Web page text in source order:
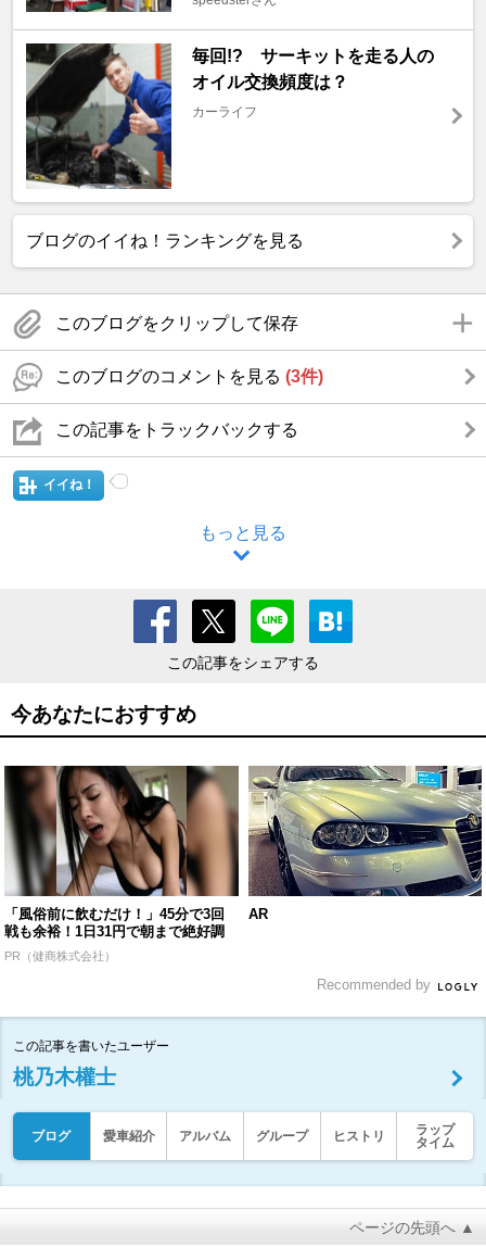
毎回!? サーキットを走る人の
オイル交換頻度は？
カーライフ
ブログのイイね！ランキングを見る
このブログをクリップして保存
このブログのコメントを見る (3件)
この記事をトラックバックする
イイね！
もっと見る
この記事をシェアする
今あなたにおすすめ
「風俗前に飲むだけ！」45分で3回
戦も余裕！1日31円で朝まで絶好調
PR（健商株式会社）
AR
Recommended by
この記事を書いたユーザー
桃乃木權士
ブログ 愛車紹介 アルバム グループ ヒストリ
ラップ
タイム
ページの先頭へ ▲